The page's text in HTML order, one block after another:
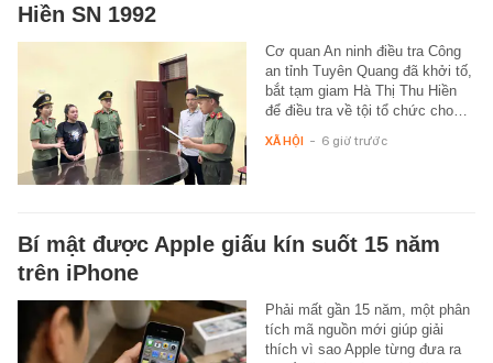
Hiền SN 1992
Cơ quan An ninh điều tra Công
an tỉnh Tuyên Quang đã khởi tố,
bắt tạm giam Hà Thị Thu Hiền
để điều tra về tội tổ chức cho…
XÃ HỘI - 6 giờ trước
Bí mật được Apple giấu kín suốt 15 năm
trên iPhone
Phải mất gần 15 năm, một phân
tích mã nguồn mới giúp giải
thích vì sao Apple từng đưa ra